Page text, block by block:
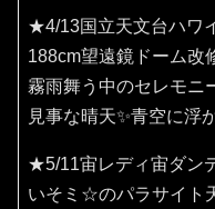
★4/13国立天文台ハワ
188cm望遠鏡ドーム改
霧雨舞う中のセレモニ
見事な晴天✨️青空に浮
★5/11宙レディ宙ダン
いそミ☆のパラサイト